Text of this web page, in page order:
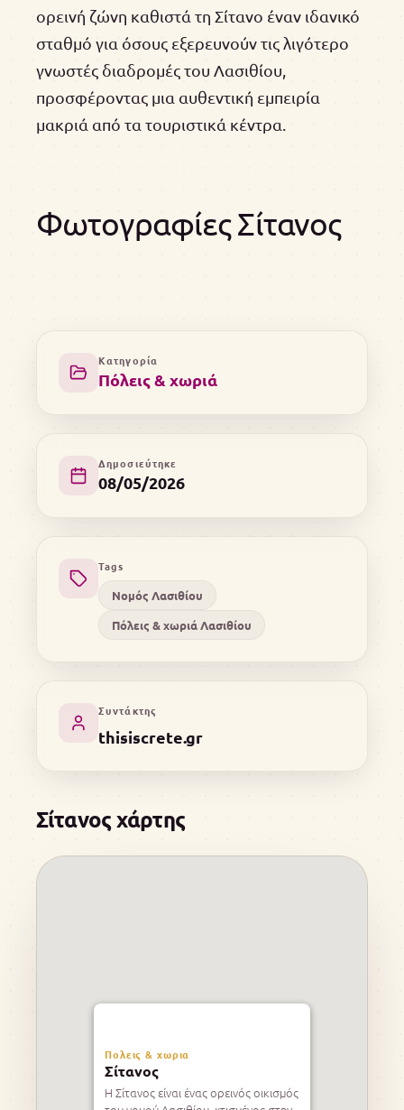
ορεινή ζώνη καθιστά τη Σίτανο έναν ιδανικό
σταθμό για όσους εξερευνούν τις λιγότερο
γνωστές διαδρομές του Λασιθίου,
προσφέροντας μια αυθεντική εμπειρία
μακριά από τα τουριστικά κέντρα.
Φωτογραφίες Σίτανος
Κατηγορία
Πόλεις & χωριά
Δημοσιεύτηκε
08/05/2026
Tags
Νομός Λασιθίου
Πόλεις & χωριά Λασιθίου
Συντάκτης
thisiscrete.gr
Σίτανος χάρτης
Πολεις & χωρια
Σίτανος
Η Σίτανος είναι ένας ορεινός οικισμός